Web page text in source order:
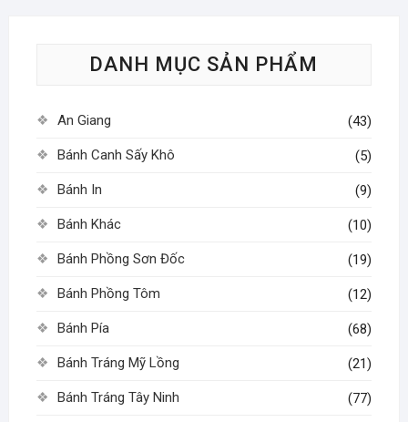
chọn
chọn
DANH MỤC SẢN PHẨM
An Giang (43)
Bánh Canh Sấy Khô (5)
Bánh In (9)
Bánh Khác (10)
Bánh Phồng Sơn Đốc (19)
Bánh Phồng Tôm (12)
Bánh Pía (68)
Bánh Tráng Mỹ Lồng (21)
Bánh Tráng Tây Ninh (77)